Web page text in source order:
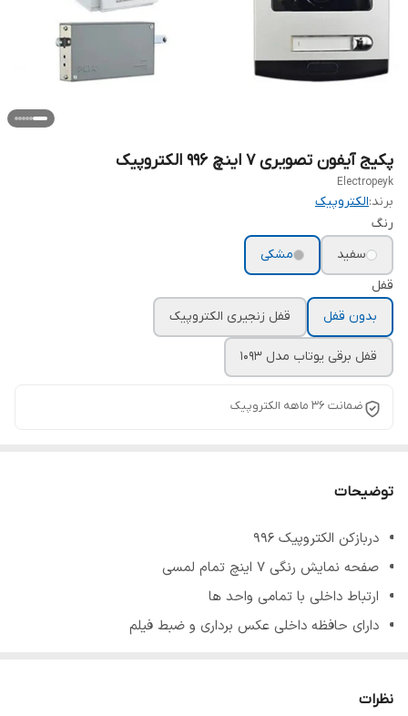
پکیج آیفون تصویری ۷ اینچ ۹۹۶ الکتروپیک
Electropeyk
برند:الکتروپیک
رنگ
سفید
مشکی
قفل
بدون قفل
قفل زنجیری الکتروپیک
قفل برقی یوتاب مدل 1093
ضمانت ۳۶ ماهه الکتروپیک
توضیحات
دربازکن الکتروپیک 996
صفحه نمایش رنگی 7 اینچ تمام لمسی
ارتباط داخلی با تمامی واحد ها
دارای حافظه داخلی عکس برداری و ضبط فیلم
نظرات